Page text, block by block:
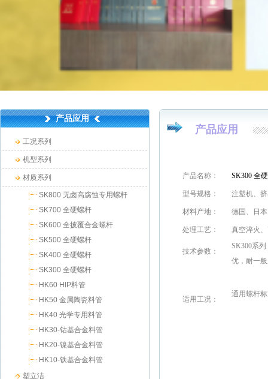
产品应用
工况系列
机型系列
材质系列
SK800 无卤高腐蚀专用螺杆
SK700 全硬螺杆
SK600 全披覆合金螺杆
SK500 全硬螺杆
SK400 全硬螺杆
SK300 全硬螺杆
HK60 HIP料管
HK50 金属陶瓷料管
HK40 光学专用料管
HK30-钴基合金料管
HK20-镍基合金料管
HK10-铁基合金料管
塑立洁
产品应用
产品名称： SK300 全
型号规格： 注塑机、
材料产地： 德国、日本
处理工艺： 真空淬火
技术参数：
SK300系
优，耐一
适用工况 ：
通用螺杆